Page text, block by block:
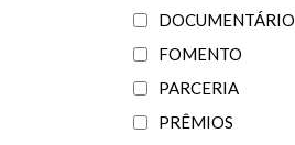
DOCUMENTÁRIO
FOMENTO
PARCERIA
PRÊMIOS